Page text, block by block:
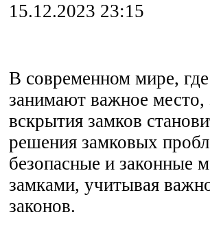
15.12.2023 23:15
В современном мире,
занимают важное место,
вскрытия замков
решения замковых
безопасные и законные
замками, учитывая
законов.